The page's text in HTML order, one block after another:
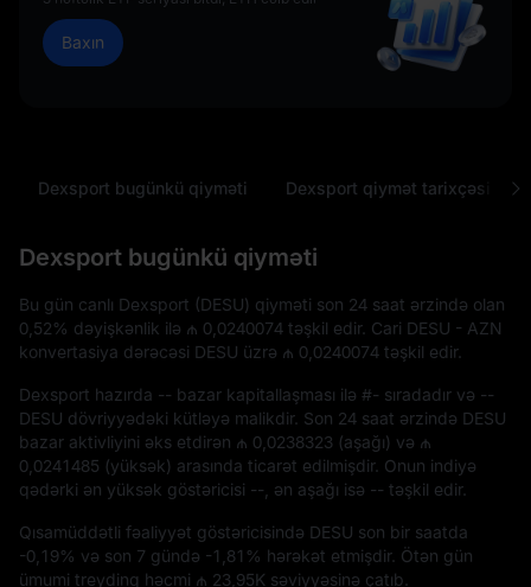
Baxın
Dexsport bugünkü qiyməti Dexsport qiymət tarixçəsi
Dexsport bugünkü qiyməti
Bu gün canlı Dexsport (DESU) qiyməti son 24 saat ərzində olan
0,52% dəyişkənlik ilə ₼ 0,0240074 təşkil edir. Cari DESU - AZN
konvertasiya dərəcəsi DESU üzrə ₼ 0,0240074 təşkil edir.
Dexsport hazırda -- bazar kapitallaşması ilə #- sıradadır və --
DESU dövriyyədəki kütləyə malikdir. Son 24 saat ərzində DESU
bazar aktivliyini əks etdirən ₼ 0,0238323 (aşağı) və ₼
0,0241485 (yüksək) arasında ticarət edilmişdir. Onun indiyə
qədərki ən yüksək göstəricisi -- , ən aşağı isə -- təşkil edir.
Qısamüddətli fəaliyyət göstəricisində DESU son bir saatda
-0,19% və son 7 gündə -1,81% hərəkət etmişdir. Ötən gün
ümumi treydinq həcmi ₼ 23,95K səviyyəsinə çatıb.